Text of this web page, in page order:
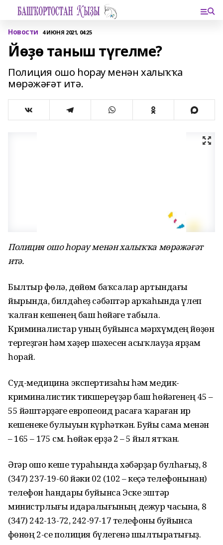
Новости 4 ИЮНЯ 2021, 04:25
Йөҙө таныш түгелме?
Полиция ошо һорау менән халыҡҡа
мөрәжәғәт итә.
Полиция ошо һорау менән халыҡҡа мөрәжәғәт
итә.
Былтыр Өфөлә, дөйөм баҡсалар артындағы
йырында, билдәһеҙ сәбәптәр арҡаһында үлеп
ҡалған кешенең баш һөйәге табыла.
Криминалистар уның буйынса мәрхүмдең йөҙөн
тергеҙгән һәм хәҙер шәхесен асыҡлауҙа ярҙам
һорай.
Суд-медицина экспертизаһы һәм медик-
криминалистик тикшереүҙәр баш һөйәгенең 45 –
55 йәштәрҙәге европеоид расаға ҡараған ир
кешенеке булыуын күрһәткән. Буйы сама менән
– 165 – 175 см. Һөйәк ерҙә 2 – 5 йыл ятҡан.
Әгәр ошо кеше тураһында хәбәрҙар булһағыҙ, 8
(347) 237-19-60 йәки 02 (102 – кеҫә телефонынан)
телефон һандары буйынса Эске эштәр
министрлығы идаралығының дежур часына, 8
(347) 242-13-72, 242-97-17 телефоны буйынса
Өфөнөң 2-се полиция бүлегенә шылтыратығыҙ.